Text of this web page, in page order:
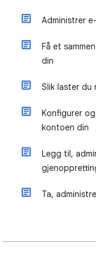
Administrer
Få et
din
Slik laster du
Konfigurer
kontoen din
Legg til,
Ta,